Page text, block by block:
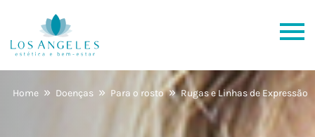
Home » Doenças » Para o rosto» Rugas e Linhas de Expressão